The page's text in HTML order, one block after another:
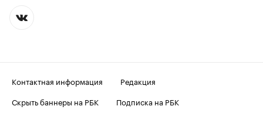
Контактная информация
Редакция
Скрыть баннеры на РБК
Подписка на РБК